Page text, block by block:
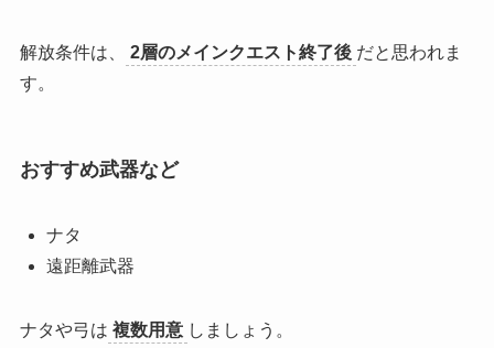
解放条件は、 2層のメインクエスト終了後 だと思われま
す。
おすすめ武器など
ナタ
遠距離武器
ナタや弓は 複数用意 しましょう。